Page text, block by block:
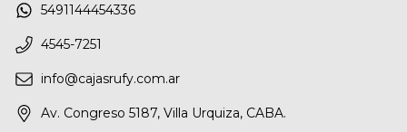
5491144454336
4545-7251
info@cajasrufy.com.ar
Av. Congreso 5187, Villa Urquiza, CABA.